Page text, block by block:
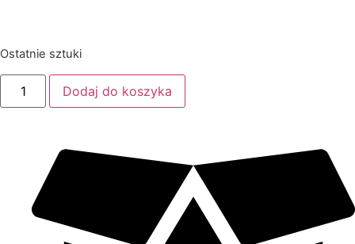
Ostatnie sztuki
Dodaj do koszyka